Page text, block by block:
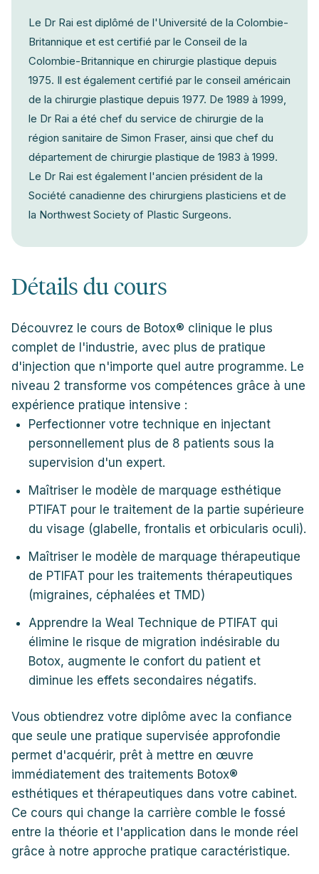
Le Dr Rai est diplômé de l'Université de la Colombie-
Britannique et est certifié par le Conseil de la
Colombie-Britannique en chirurgie plastique depuis
1975. Il est également certifié par le conseil américain
de la chirurgie plastique depuis 1977. De 1989 à 1999,
le Dr Rai a été chef du service de chirurgie de la
région sanitaire de Simon Fraser, ainsi que chef du
département de chirurgie plastique de 1983 à 1999.
Le Dr Rai est également l'ancien président de la
Société canadienne des chirurgiens plasticiens et de
la Northwest Society of Plastic Surgeons.
Détails du cours
Découvrez le cours de Botox® clinique le plus
complet de l'industrie, avec plus de pratique
d'injection que n'importe quel autre programme. Le
niveau 2 transforme vos compétences grâce à une
expérience pratique intensive :
Perfectionner votre technique en injectant
personnellement plus de 8 patients sous la
supervision d'un expert.
Maîtriser le modèle de marquage esthétique
PTIFAT pour le traitement de la partie supérieure
du visage (glabelle, frontalis et orbicularis oculi).
Maîtriser le modèle de marquage thérapeutique
de PTIFAT pour les traitements thérapeutiques
(migraines, céphalées et TMD)
Apprendre la Weal Technique de PTIFAT qui
élimine le risque de migration indésirable du
Botox, augmente le confort du patient et
diminue les effets secondaires négatifs.
Vous obtiendrez votre diplôme avec la confiance
que seule une pratique supervisée approfondie
permet d'acquérir, prêt à mettre en œuvre
immédiatement des traitements Botox®
esthétiques et thérapeutiques dans votre cabinet.
Ce cours qui change la carrière comble le fossé
entre la théorie et l'application dans le monde réel
grâce à notre approche pratique caractéristique.